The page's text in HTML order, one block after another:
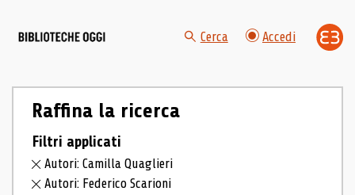
Cerca Accedi
Raffina la ricerca
Filtri applicati
Autori: Camilla Quaglieri
Autori: Federico Scarioni